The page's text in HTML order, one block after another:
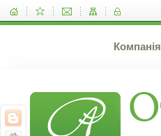
Компанія